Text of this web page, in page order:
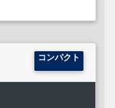
コンパクト